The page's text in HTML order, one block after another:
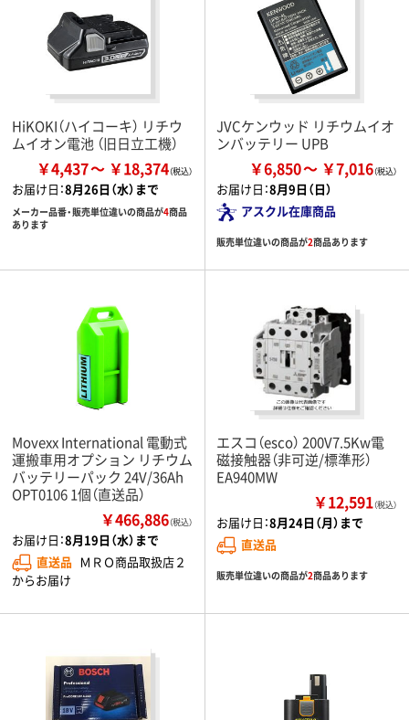
HiKOKI（ハイコーキ） リチウ
ムイオン電池 （旧日立工機）
￥4,437 ￥18,374
お届け日：8月26日（水）まで
メーカー品番・販売単位違いの商品が4商品
あります
JVCケンウッド リチウムイオ
ンバッテリー UPB
￥6,850 ￥7,016
お届け日：8月9日（日）
アスクル在庫商品
販売単位違いの商品が2商品あります
Movexx International 電動式
運搬車用オプション リチウム
バッテリーパック 24V/36Ah
OPT0106 1個（直送品）
￥466,886（税込）
お届け日：8月19日（水）まで
直送品 ＭＲＯ商品取扱店２
からお届け
エスコ（esco） 200V7.5Kw電
磁接触器（非可逆/標準形）
EA940MW
￥12,591（税込）
お届け日：8月24日（月）まで
直送品
販売単位違いの商品が2商品あります